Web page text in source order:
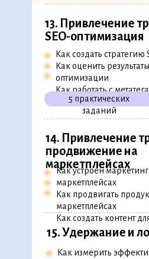
13. Привлечение
SEO-оптимизация
Как создать
Как оценить
оптимизации
Как работать с
◉
◉
◉
5 практических
заданий
14. Привлечение
продвижение на
маркетплейсах
Как устроен
маркетплейсах
Как продвигать
маркетплейсах
Как создать контент
◉
◉
◉
15. Удержание и
Как измерить
◉